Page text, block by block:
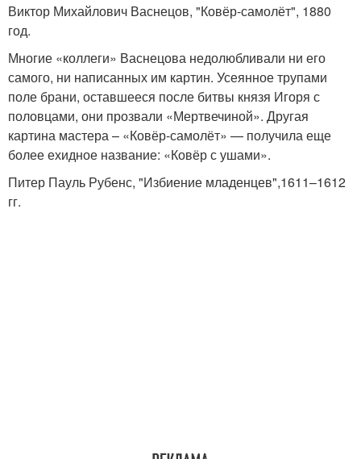
Виктор Михайлович Васнецов, "Ковёр-самолёт", 1880
год.
Многие «коллеги» Васнецова недолюбливали ни его
самого, ни написанных им картин. Усеянное трупами
поле брани, оставшееся после битвы князя Игоря с
половцами, они прозвали «Мертвечиной». Другая
картина мастера – «Ковёр-самолёт» — получила еще
более ехидное название: «Ковёр с ушами».
Питер Пауль Рубенс, "Избиение младенцев",1611–1612
гг.